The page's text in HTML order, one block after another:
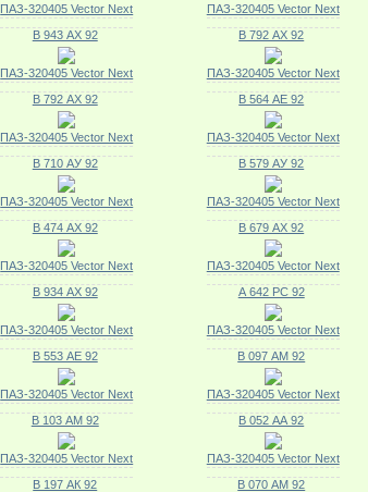
ПАЗ-320405 Vector Next
ПАЗ-320405 Vector Next
В 943 АХ 92
ПАЗ-320405 Vector Next
В 792 АХ 92
ПАЗ-320405 Vector Next
В 792 АХ 92
ПАЗ-320405 Vector Next
В 564 АЕ 92
ПАЗ-320405 Vector Next
В 710 АУ 92
ПАЗ-320405 Vector Next
В 579 АУ 92
ПАЗ-320405 Vector Next
В 474 АХ 92
ПАЗ-320405 Vector Next
В 679 АХ 92
ПАЗ-320405 Vector Next
В 934 АХ 92
ПАЗ-320405 Vector Next
А 642 РС 92
ПАЗ-320405 Vector Next
В 553 АЕ 92
ПАЗ-320405 Vector Next
В 097 АМ 92
ПАЗ-320405 Vector Next
В 103 АМ 92
ПАЗ-320405 Vector Next
В 052 АА 92
ПАЗ-320405 Vector Next
В 197 АК 92 В 070 АМ 92